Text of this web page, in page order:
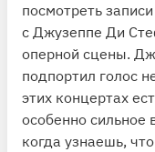
посмотреть
с Джузеппе Ди
оперной сцены.
подпортил голос
этих концертах
особенно сильное
когда узнаешь,